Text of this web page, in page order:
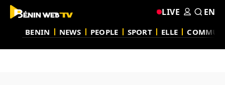
BENIN NEWS PEOPLE SPORT ELLE
LIVE EN